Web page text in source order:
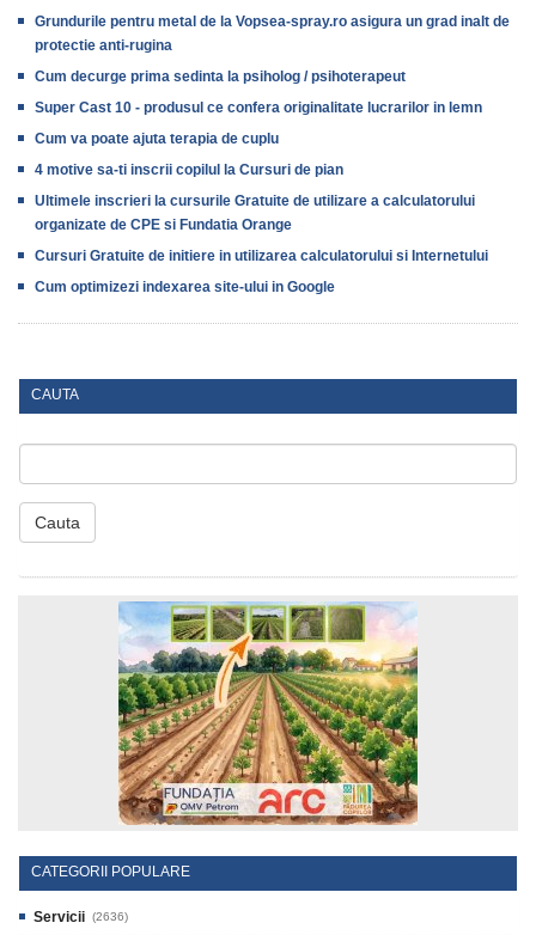
Grundurile pentru metal de la Vopsea-spray.ro asigura un grad inalt de
protectie anti-rugina
Cum decurge prima sedinta la psiholog / psihoterapeut
Super Cast 10 - produsul ce confera originalitate lucrarilor in lemn
Cum va poate ajuta terapia de cuplu
4 motive sa-ti inscrii copilul la Cursuri de pian
Ultimele inscrieri la cursurile Gratuite de utilizare a calculatorului
organizate de CPE si Fundatia Orange
Cursuri Gratuite de initiere in utilizarea calculatorului si Internetului
Cum optimizezi indexarea site-ului in Google
CAUTA
Cauta
CATEGORII POPULARE
Servicii (2636)